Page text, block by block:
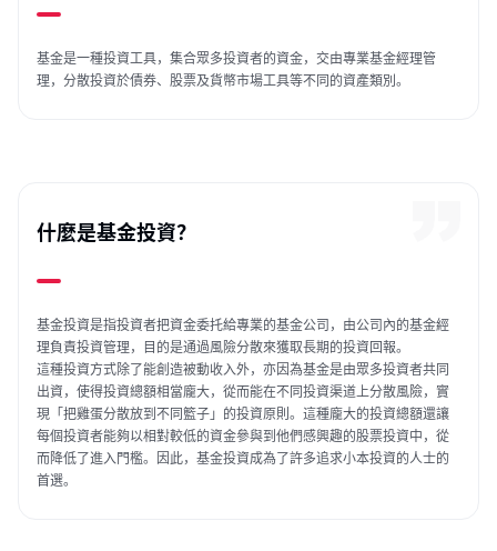
基金是一種投資工具，集合眾多投資者的資金，交由專業基金經理管
理，分散投資於債券、股票及貨幣市場工具等不同的資產類別。
什麼是基金投資？
基金投資是指投資者把資金委托給專業的基金公司，由公司內的基金經
理負責投資管理，目的是通過風險分散來獲取長期的投資回報。
這種投資方式除了能創造被動收入外，亦因為基金是由眾多投資者共同
出資，使得投資總額相當龐大，從而能在不同投資渠道上分散風險，實
現「把雞蛋分散放到不同籃子」的投資原則。這種龐大的投資總額還讓
每個投資者能夠以相對較低的資金參與到他們感興趣的股票投資中，從
而降低了進入門檻。因此，基金投資成為了許多追求小本投資的人士的
首選。